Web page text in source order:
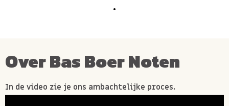
Over Bas Boer Noten
In de video zie je ons ambachtelijke proces.